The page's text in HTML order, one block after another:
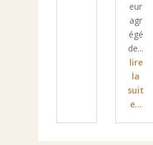
eur
agr
égé
de...
lire
la
suit
e...